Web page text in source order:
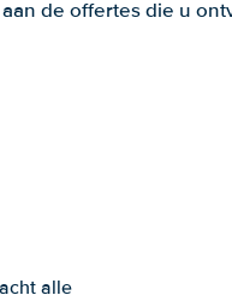
de offertes die u
alle